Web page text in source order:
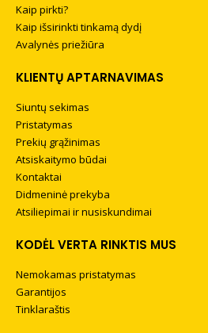
Kaip pirkti?
Kaip išsirinkti tinkamą dydį
Avalynės priežiūra
KLIENTŲ APTARNAVIMAS
Siuntų sekimas
Pristatymas
Prekių grąžinimas
Atsiskaitymo būdai
Kontaktai
Didmeninė prekyba
Atsiliepimai ir nusiskundimai
KODĖL VERTA RINKTIS MUS
Nemokamas pristatymas
Garantijos
Tinklaraštis